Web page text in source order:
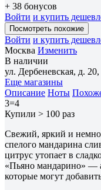
+ 38 бонусов
Войти и купить
Посмотреть похожие
Войти и купить
Москва Изменить
В наличии
ул. Дербеневская, д. 20,
Еще магазины
Описание Ноты
3=4
Купили > 100 раз
Свежий, яркий и
спелого мандарина
цитрус утопает в
«Пьяно мандарино» —
которые могут